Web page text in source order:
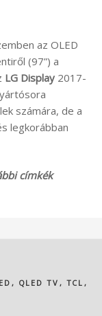
az OLED
(97”) a
LG Display 2017-
számára, de a
legkorábban
címkék
, QLED TV , TCL ,